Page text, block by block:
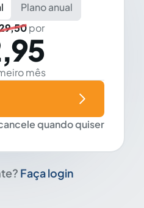
Plano anual
por
mês
quando quiser
Faça login